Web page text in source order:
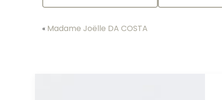
« Madame Joëlle DA COSTA